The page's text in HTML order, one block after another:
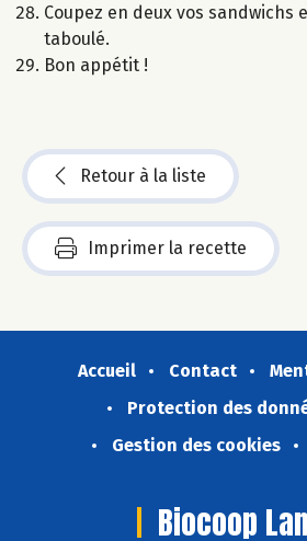
Coupez en deux vos sandwichs
taboulé.
Bon appétit !
Retour à la liste
Imprimer la recette
Accueil Contact
Protection des
Gestion des cookies
Biocoop